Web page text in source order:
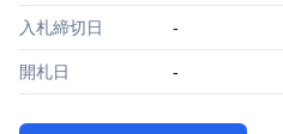
入札締切日 -
開札日 -